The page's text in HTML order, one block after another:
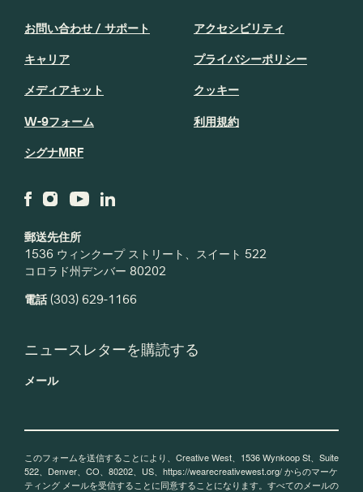
郵送先住所
1536 ウィンクープ ストリート、スイート 522
コロラド州デンバー 80202
電話(303) 629-1166
お問い合わせ / サポート
キャリア
メディアキット
W-9フォーム
シグナMRF
アクセシビリティ
プライバシーポリシー
クッキー
利用規約
ニュースレターを購読する
メール
このフォームを送信することにより、Creative West、1536 Wynkoop St、Suite
522、Denver、CO、80202、US、https://wearecreativewest.org/ からのマーケ
ティング メールを受信することに同意することになります。すべてのメールの